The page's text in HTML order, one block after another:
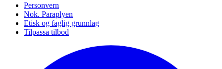
Personvern
Nok. Paraplyen
Etisk og faglig grunnlag
Tilpassa tilbod